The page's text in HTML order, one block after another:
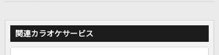
関連カラオケサービス